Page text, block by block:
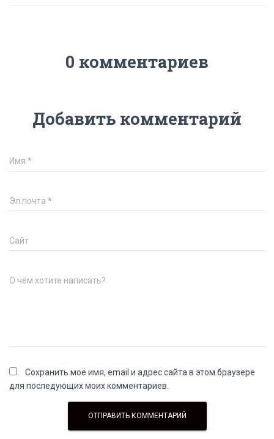
0 комментариев
Добавить комментарий
Имя *
Эл.почта *
Сайт
О чём хотите написать?
Сохранить моё имя, email и адрес сайта в этом браузере
для последующих моих комментариев.